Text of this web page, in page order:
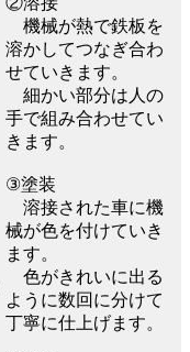
機械が熱で鉄板を
溶かしてつなぎ合わ
せていきます。
細かい部分は人の
手で組み合わせてい
きます。
③塗装
溶接された車に機
械が色を付けていき
ます。
色がきれいに出る
ように数回に分けて
丁寧に仕上げます。